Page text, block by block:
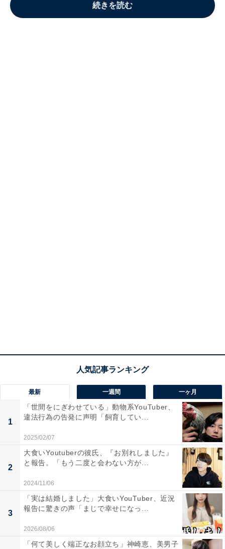
続きを読む
最新 一週間 一ヶ月
1
「世間をにぎわせている」動物系YouTuber、
違法行為の告発に声明「飼育してい...
2025/02/07
2
大食いYoutuberの彼氏、『お別れしました』
と報告。「もう二度と会わない方が...
2024/11/06
3
「実は結婚しました」大食いYouTuber、近況
報告に驚きの声「まじで幸せになっ...
2026/08/06
「何て美しく端正なお顔立ち」神崎恵、美男子